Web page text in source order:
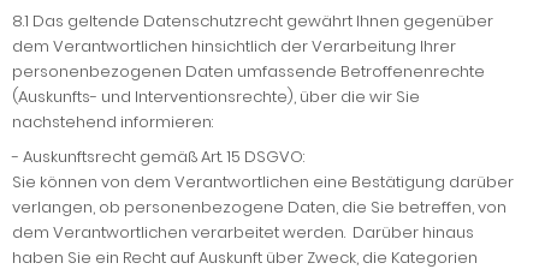
8.1 Das geltende Datenschutzrecht gewährt Ihnen gegenüber
dem Verantwortlichen hinsichtlich der Verarbeitung Ihrer
personenbezogenen Daten umfassende Betroffenenrechte
(Auskunfts- und Interventionsrechte), über die wir Sie
nachstehend informieren:
- Auskunftsrecht gemäß Art. 15 DSGVO:
Sie können von dem Verantwortlichen eine Bestätigung darüber
verlangen, ob personenbezogene Daten, die Sie betreffen, von
dem Verantwortlichen verarbeitet werden. Darüber hinaus
haben Sie ein Recht auf Auskunft über Zweck, die Kategorien